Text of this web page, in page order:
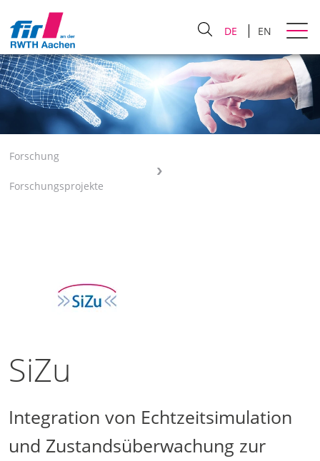
DE EN
Forschung
Forschungsprojekte
SiZu
Integration von Echtzeitsimulation
und Zustandsüberwachung zur